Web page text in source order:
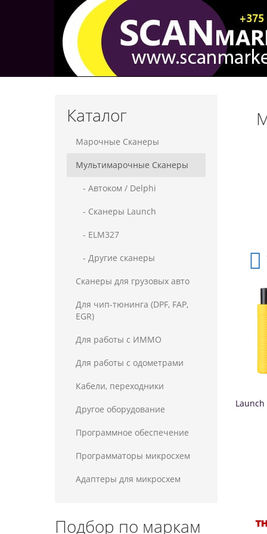
Каталог
Марочные Сканеры
Мультимарочные Сканеры
- Автоком / Delphi
- Сканеры Launch
- ELM327
- Другие сканеры
Сканеры для грузовых авто
Для чип-тюнинга (DPF, FAP,
EGR)
Для работы с ИММО
Для работы с одометрами
Кабели, переходники
Другое оборудование
Программное обеспечение
Программаторы микросхем
Адаптеры для микросхем
Подбор по маркам
Launch